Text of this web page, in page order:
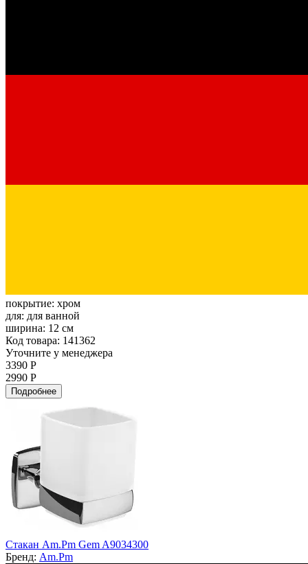
покрытие: хром
для: для ванной
ширина: 12 см
Код товара: 141362
Уточните у менеджера
3390 Р
2990 Р
Подробнее
Стакан Am.Pm Gem A9034300
Бренд: Am.Pm